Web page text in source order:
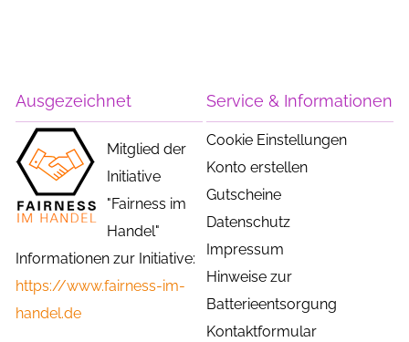
Ausgezeichnet
Mitglied der
Initiative
"Fairness im
Handel"
Informationen zur Initiative:
https://www.fairness-im-
handel.de
Service & Informationen
Cookie Einstellungen
Konto erstellen
Gutscheine
Datenschutz
Impressum
Hinweise zur
Batterieentsorgung
Kontaktformular